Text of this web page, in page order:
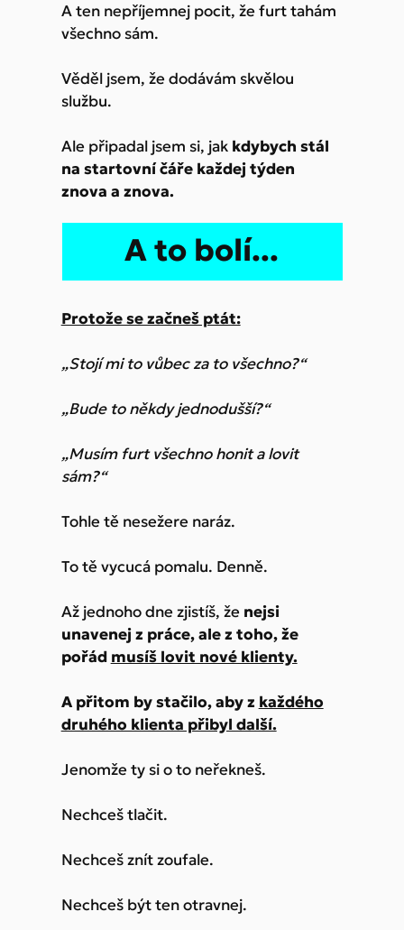
A ten nepříjemnej pocit, že furt tahám
všechno sám.
Věděl jsem, že dodávám skvělou
službu.
Ale připadal jsem si, jak kdybych stál
na startovní čáře každej týden
znova a znova.
A to bolí...
Protože se začneš ptát:
„Stojí mi to vůbec za to všechno?“
„Bude to někdy jednodušší?“
„Musím furt všechno honit a lovit
sám?“
Tohle tě nesežere naráz.
To tě vycucá pomalu. Denně.
Až jednoho dne zjistíš, že nejsi
unavenej z práce, ale z toho, že
pořád musíš lovit nové klienty.
A přitom by stačilo, aby z každého
druhého klienta přibyl další.
Jenomže ty si o to neřekneš.
Nechceš tlačit.
Nechceš znít zoufale.
Nechceš být ten otravnej.